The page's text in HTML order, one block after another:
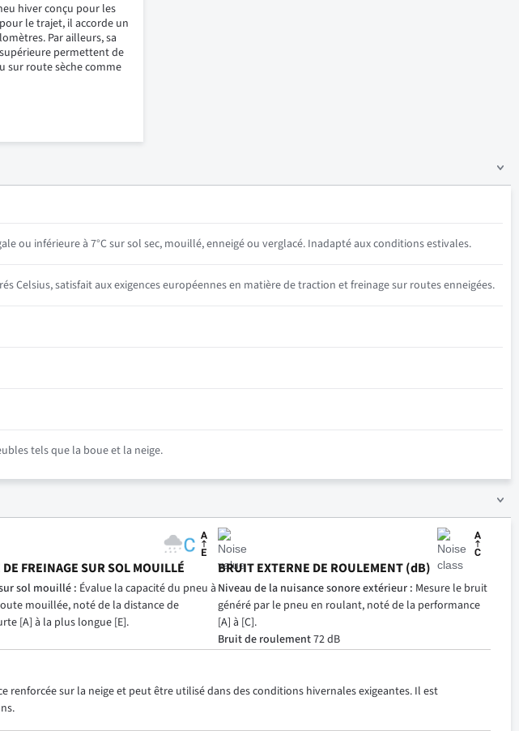
hiver conçu pour les
le trajet, il accorde un
Par ailleurs, sa
permettent de
sur route sèche comme
ou inférieure à 7°C sur sol sec, mouillé, enneigé ou verglacé. Inadapté aux conditions estivales.
Celsius, satisfait aux exigences européennes en matière de traction et freinage sur routes enneigées.
tels que la boue et la neige.
DE FREINAGE SUR SOL MOUILLÉ
sol mouillé : Évalue la capacité du pneu à
mouillée, noté de la distance de
[A] à la plus longue [E].
BRUIT EXTERNE DE ROULEMENT (dB)
Niveau de la nuisance sonore extérieur : Mesure le bruit
généré par le pneu en roulant, noté de la performance
[A] à [C].
Bruit de roulement72 dB
renforcée sur la neige et peut être utilisé dans des conditions hivernales exigeantes. Il est